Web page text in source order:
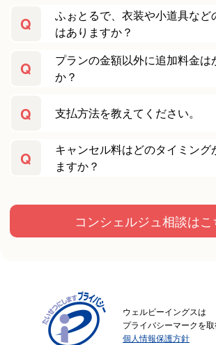
Q
ふぉとるで、衣装や小道具など
はありますか？
Q
プランの金額以外に追加料金は
か？
Q 支払方法を教えてください。
Q
キャンセル料はどのタイミング
ますか？
コンシェルジュ相談はこ
ウェルビーイングスは
プライバシーマークを取
個人情報保護方針